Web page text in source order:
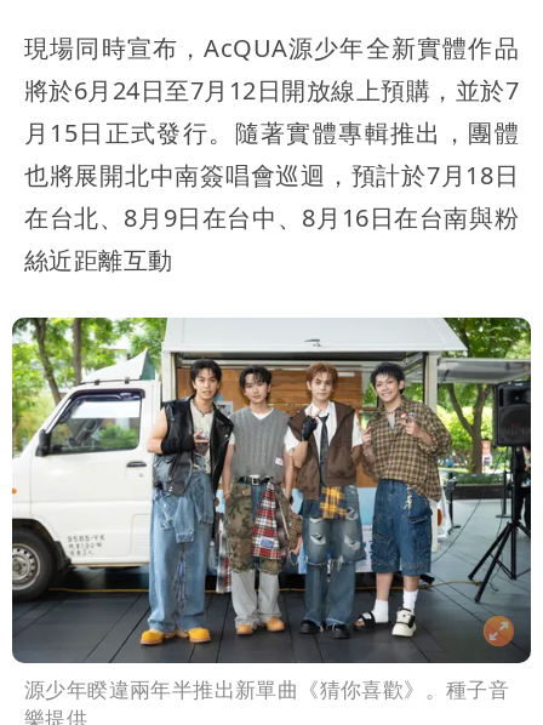
現場同時宣布，AcQUA源少年全新實體作品
將於6月24日至7月12日開放線上預購，並於7
月15日正式發行。隨著實體專輯推出，團體
也將展開北中南簽唱會巡迴，預計於7月18日
在台北、8月9日在台中、8月16日在台南與粉
絲近距離互動
源少年睽違兩年半推出新單曲《猜你喜歡》。種子音
樂提供